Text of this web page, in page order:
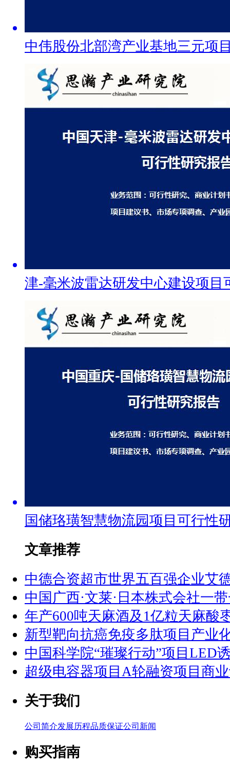
中伟股份北部湾产业基地三元项
津-毫米波雷达研发中心建设项目
国储珞璜智慧物流园项目可行性
文章推荐
中德合资超市世界五百强企业艾
中国广西·文莱·日本株式会社一
年产600吨天麻酒及1亿粒天麻酸
新型靶向抗癌免疫多肽项目产业
中国科学院“璀璨行动”项目LED
超级电容器项目A轮融资项目商
关于我们
公司简介发展历程品质保证公司新闻
购买指南